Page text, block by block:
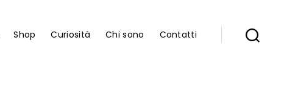
Shop Curiosità Chi sono Contatti